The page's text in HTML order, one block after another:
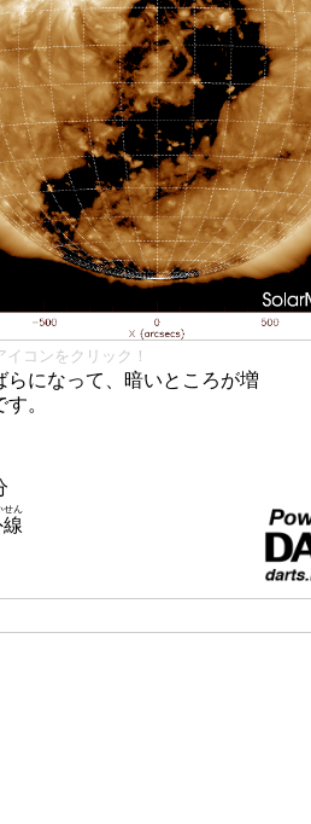
コンをクリック！
らになって、暗いところが増
。
せん